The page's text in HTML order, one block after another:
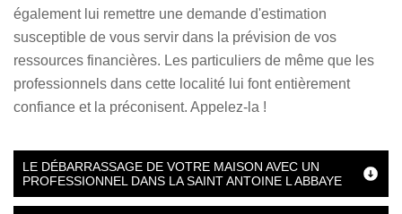
également lui remettre une demande d'estimation
susceptible de vous servir dans la prévision de vos
ressources financières. Les particuliers de même que les
professionnels dans cette localité lui font entièrement
confiance et la préconisent. Appelez-la !
LE DÉBARRASSAGE DE VOTRE MAISON AVEC UN
PROFESSIONNEL DANS LA SAINT ANTOINE L ABBAYE